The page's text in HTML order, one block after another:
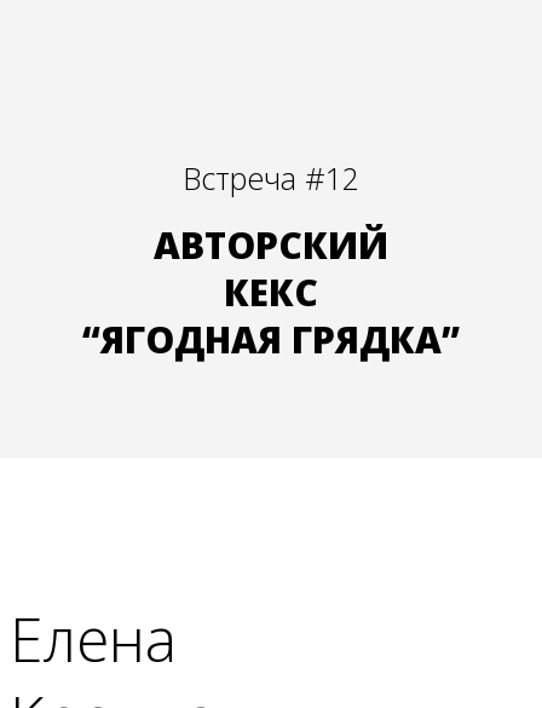
Встреча #12
АВТОРСКИЙ
КЕКС
“ЯГОДНАЯ ГРЯДКА”
Елена